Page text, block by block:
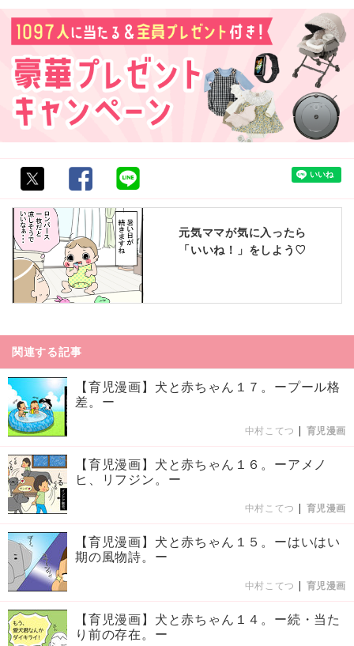
元気ママが気に入ったら
「いいね！」をしよう♡
関連する記事
【育児漫画】犬と赤ちゃん１７。ープール格
差。ー
中村こてつ | 育児漫画
【育児漫画】犬と赤ちゃん１６。ーアメノ
ヒ、リフジン。ー
中村こてつ | 育児漫画
【育児漫画】犬と赤ちゃん１５。ーはいはい
期の風物詩。ー
中村こてつ | 育児漫画
【育児漫画】犬と赤ちゃん１４。ー続・当た
り前の存在。ー